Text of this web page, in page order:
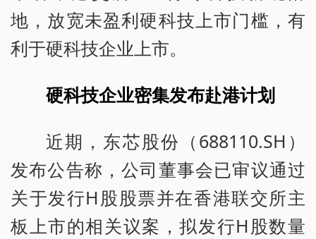
地，放宽未盈利硬科技上市门槛，有
利于硬科技企业上市。
硬科技企业密集发布赴港计划
近期，东芯股份（688110.SH）
发布公告称，公司董事会已审议通过
关于发行H股股票并在香港联交所主
板上市的相关议案，拟发行H股数量